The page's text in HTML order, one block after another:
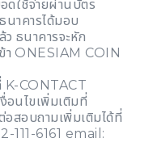
ดใช้จ่ายผ่านบัตร
นาคารได้มอบ
ธนาคารจะหัก
ONESIAM COIN
K-CONTACT
นไขเพิ่มเติมที่
อบถามเพิ่มเติมได้ที่
111-6161 email: